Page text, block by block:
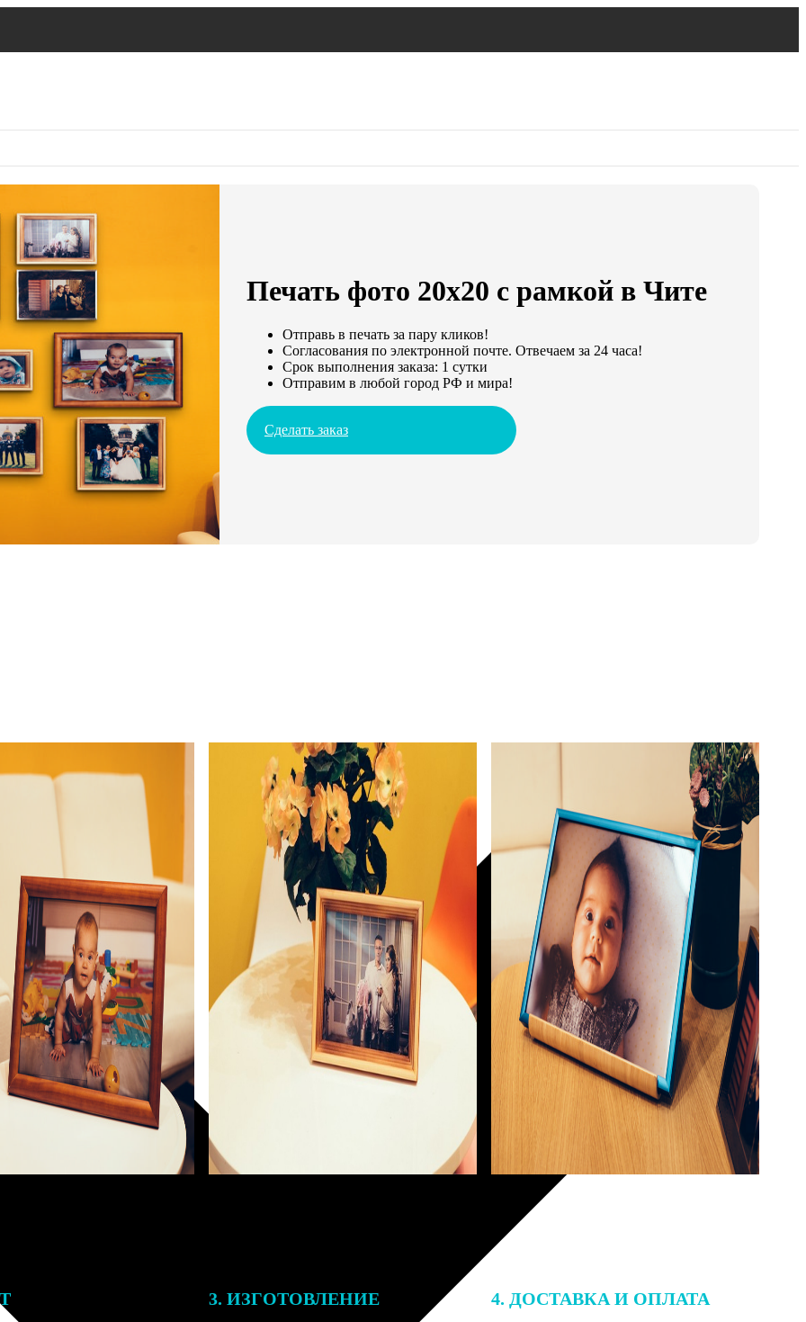
Печать фото 20х20 с рамкой в Чите
Отправь в печать за пару кликов!
Согласования по электронной почте. Отвечаем за 24 часа!
Срок выполнения заказа: 1 сутки
Отправим в любой город РФ и мира!
Сделать заказ
3. ИЗГОТОВЛЕНИЕ 4. ДОСТАВКА И ОПЛАТА